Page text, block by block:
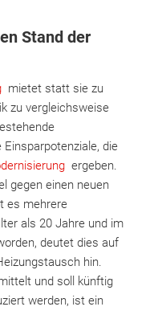
Stand der
mietet statt sie zu
zu vergleichsweise
die
ergeben.
gegen einen neuen
es mehrere
als 20 Jahre und im
deutet dies auf
hin.
und soll künftig
werden, ist ein